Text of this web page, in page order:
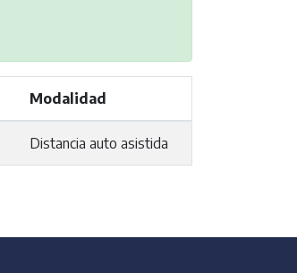
Modalidad
Distancia auto asistida